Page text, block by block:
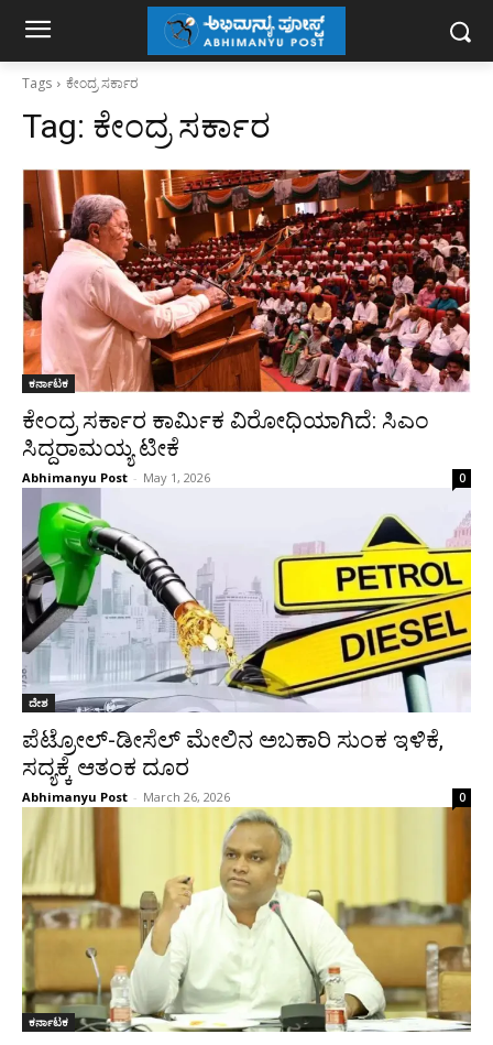
Tags ಕೇಂದ್ರ ಸರ್ಕಾರ
Tag: ಕೇಂದ್ರ ಸರ್ಕಾರ
ಕರ್ನಾಟಕ
ಕೇಂದ್ರ ಸರ್ಕಾರ ಕಾರ್ಮಿಕ ವಿರೋಧಿಯಾಗಿದೆ: ಸಿಎಂ
ಸಿದ್ದರಾಮಯ್ಯ ಟೀಕೆ
Abhimanyu Post - May 1, 2026 0
ದೇಶ
ಪೆಟ್ರೋಲ್-ಡೀಸೆಲ್ ಮೇಲಿನ ಅಬಕಾರಿ ಸುಂಕ ಇಳಿಕೆ,
ಸದ್ಯಕ್ಕೆ ಆತಂಕ ದೂರ
Abhimanyu Post - March 26, 2026 0
ಕರ್ನಾಟಕ